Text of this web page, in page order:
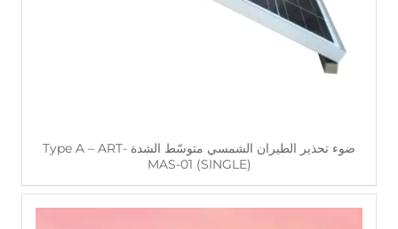
ضوء تحذير الطيران الشمسي متوسّط الشدة Type A – ART-
MAS-01 (SINGLE)